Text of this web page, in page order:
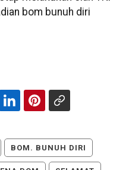
bom bunuh diri
BOM. BUNUH DIRI